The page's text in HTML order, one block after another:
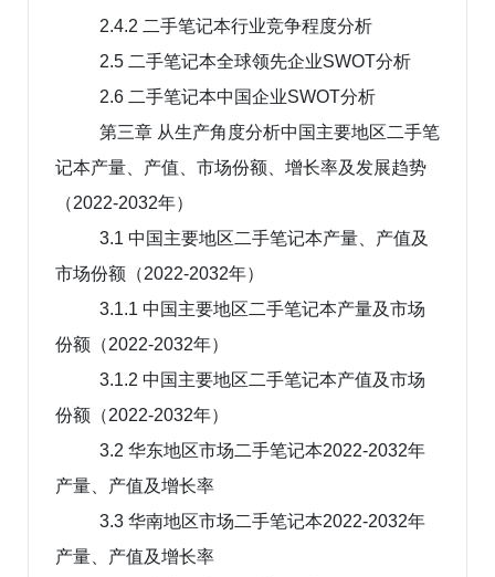
2.4.2 二手笔记本行业竞争程度分析
2.5 二手笔记本全球领先企业SWOT分析
2.6 二手笔记本中国企业SWOT分析
第三章 从生产角度分析中国主要地区二手笔
记本产量、产值、市场份额、增长率及发展趋势
（2022-2032年）
3.1 中国主要地区二手笔记本产量、产值及
市场份额（2022-2032年）
3.1.1 中国主要地区二手笔记本产量及市场
份额（2022-2032年）
3.1.2 中国主要地区二手笔记本产值及市场
份额（2022-2032年）
3.2 华东地区市场二手笔记本2022-2032年
产量、产值及增长率
3.3 华南地区市场二手笔记本2022-2032年
产量、产值及增长率